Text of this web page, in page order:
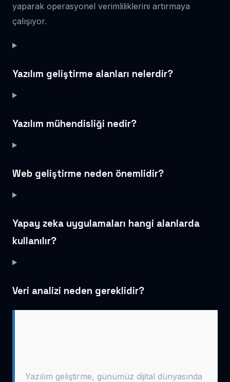
yaparak operasyonel verimliliklerini artırmaya
çalışıyor.
Yazılım geliştirme alanları nelerdir?
Yazılım mühendisliği nedir?
Web geliştirme neden önemlidir?
Yapay zeka uygulamaları hangi alanlarda
kullanılır?
Veri analizi neden gereklidir?
Yazılım geliştirme, günümüz dijital dünyasında